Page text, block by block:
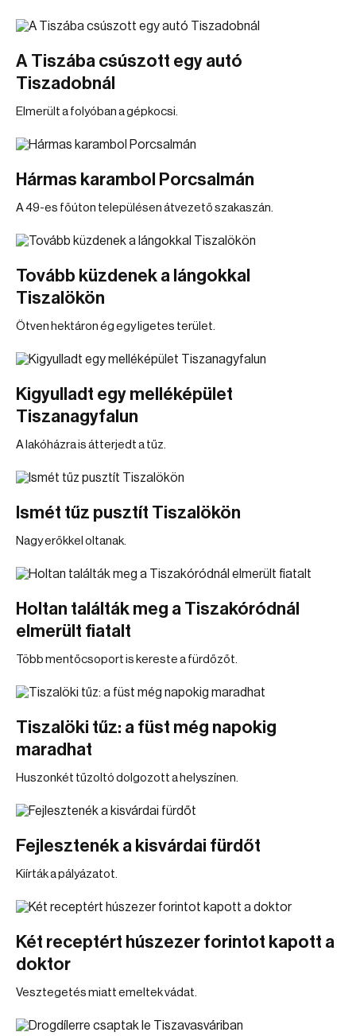
A Tiszába csúszott egy autó
Tiszadobnál
Elmerült a folyóban a gépkocsi.
Hármas karambol Porcsalmán
A 49-es főúton településen átvezető szakaszán.
Tovább küzdenek a lángokkal
Tiszalökön
Ötven hektáron ég egy ligetes terület.
Kigyulladt egy melléképület
Tiszanagyfalun
A lakóházra is átterjedt a tűz.
Ismét tűz pusztít Tiszalökön
Nagy erőkkel oltanak.
Holtan találták meg a Tiszakóródnál
elmerült fiatalt
Több mentőcsoport is kereste a fürdőzőt.
Tiszalöki tűz: a füst még napokig
maradhat
Huszonkét tűzoltó dolgozott a helyszínen.
Fejlesztenék a kisvárdai fürdőt
Kiírták a pályázatot.
Két receptért húszezer forintot kapott a
doktor
Vesztegetés miatt emeltek vádat.